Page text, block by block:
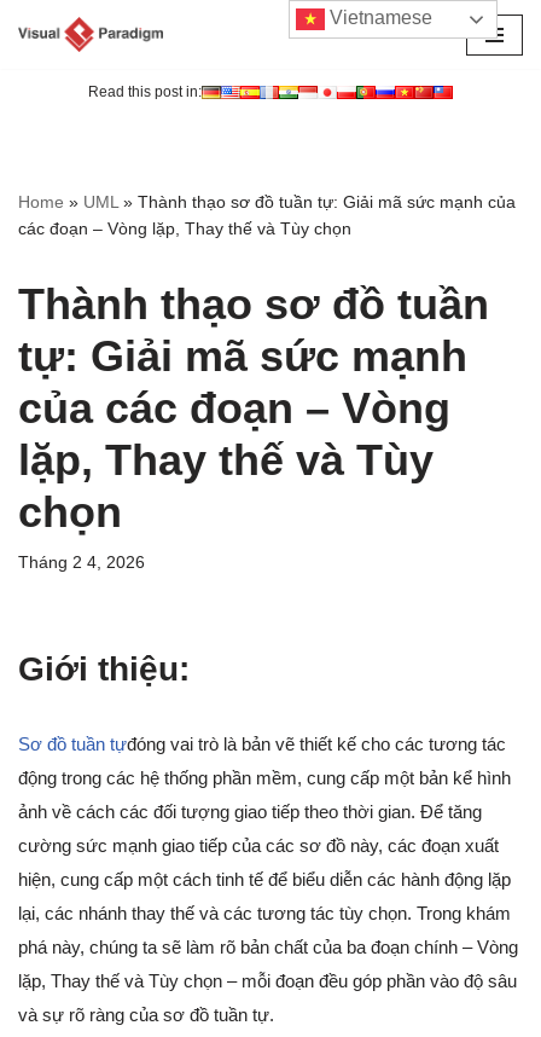
Read this post in:
Home » UML» Thành thạo sơ đồ tuần tự: Giải mã sức mạnh của
các đoạn – Vòng lặp, Thay thế và Tùy chọn
Thành thạo sơ đồ tuần
tự: Giải mã sức mạnh
của các đoạn – Vòng
lặp, Thay thế và Tùy
chọn
Tháng 2 4, 2026
Giới thiệu:
Sơ đồ tuần tựđóng vai trò là bản vẽ thiết kế cho các tương tác
động trong các hệ thống phần mềm, cung cấp một bản kể hình
ảnh về cách các đối tượng giao tiếp theo thời gian. Để tăng
cường sức mạnh giao tiếp của các sơ đồ này, các đoạn xuất
hiện, cung cấp một cách tinh tế để biểu diễn các hành động lặp
lại, các nhánh thay thế và các tương tác tùy chọn. Trong khám
phá này, chúng ta sẽ làm rõ bản chất của ba đoạn chính – Vòng
lặp, Thay thế và Tùy chọn – mỗi đoạn đều góp phần vào độ sâu
và sự rõ ràng của sơ đồ tuần tự.
Vietnamese